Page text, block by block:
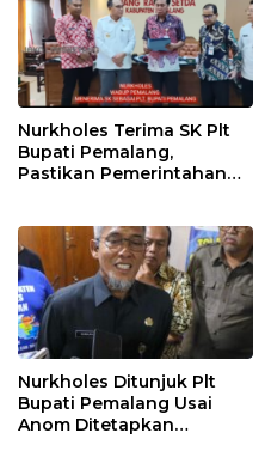
Nurkholes Terima SK Plt
Bupati Pemalang,
Pastikan Pemerintahan
Nurkholes Ditunjuk Plt
Bupati Pemalang Usai
Anom Ditetapkan